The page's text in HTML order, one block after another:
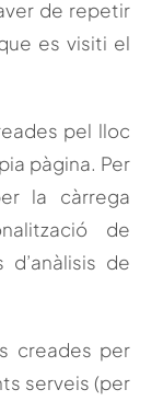
de repetir
es visiti el
pel lloc
pàgina. Per
la càrrega
de
de
creades per
serveis (per